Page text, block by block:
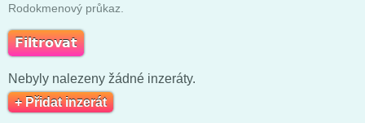
Rodokmenový průkaz.
Nebyly nalezeny žádné inzeráty.
+ Přidat inzerát